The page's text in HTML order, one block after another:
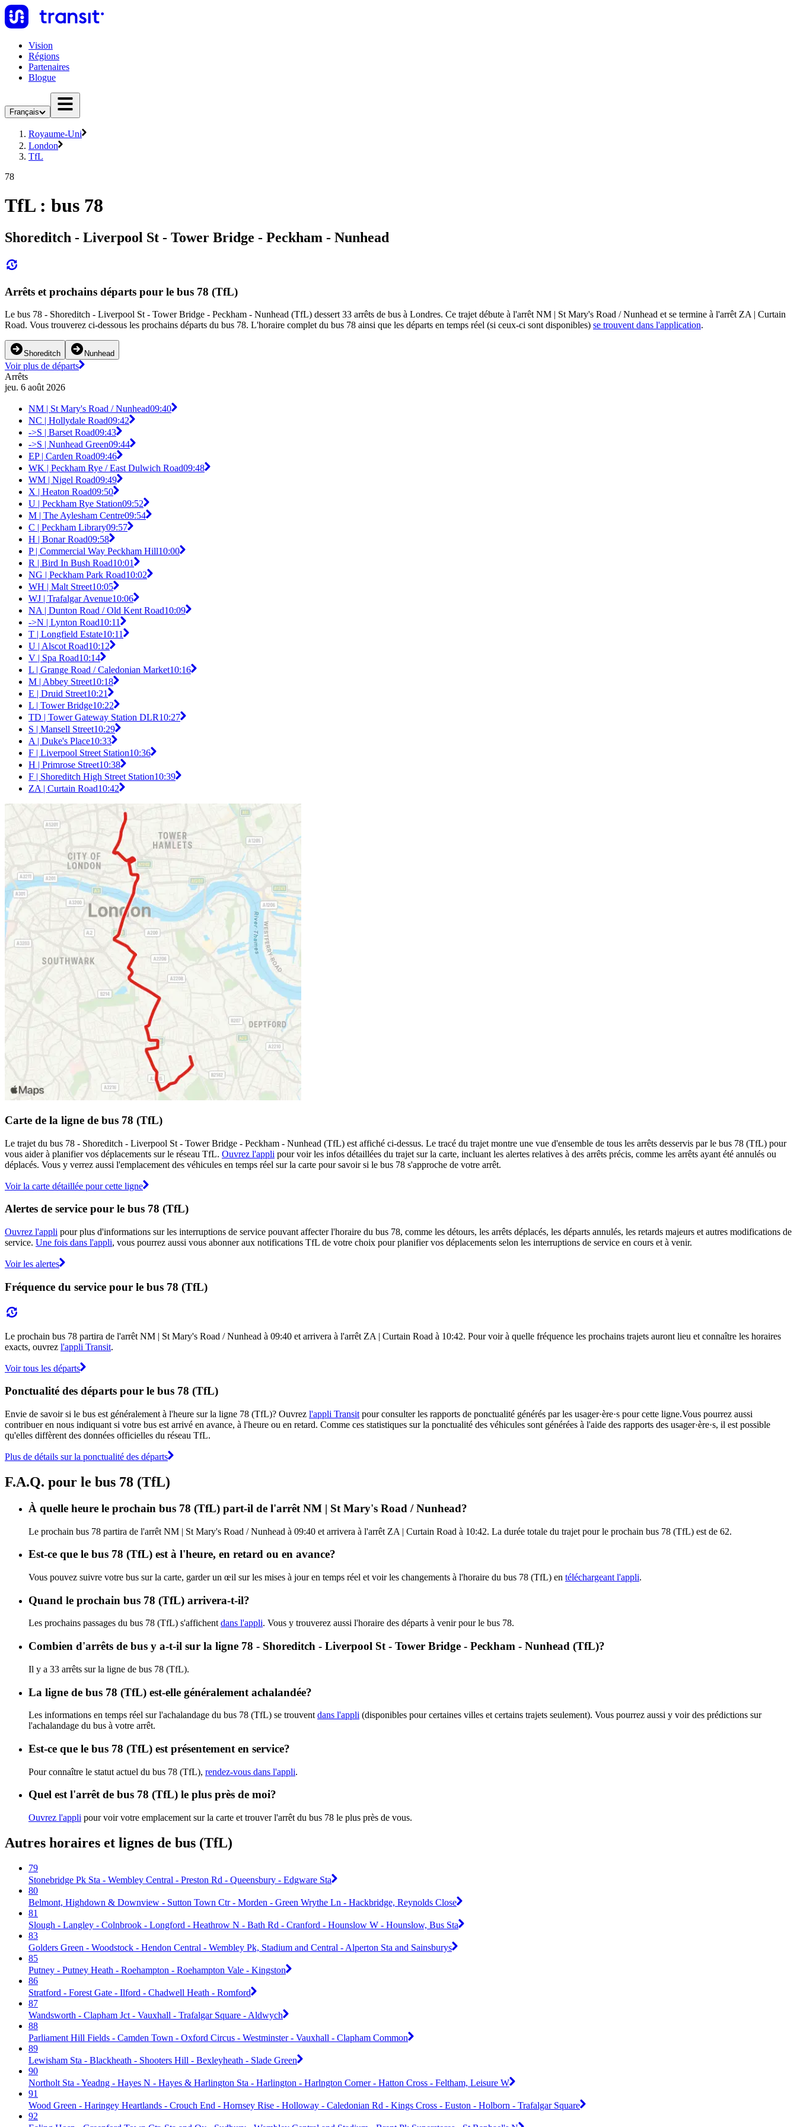
Vision
Régions
Partenaires
Blogue
Français
Royaume-Uni
London
TfL
78
TfL : bus 78
Shoreditch - Liverpool St - Tower Bridge - Peckham - Nunhead
Arrêts et prochains départs pour le bus 78 (TfL)
Le bus 78 - Shoreditch - Liverpool St - Tower Bridge - Peckham - Nunhead (TfL) dessert 33 arrêts de bus à Londres. Ce trajet débute à l'arrêt NM | St Mary's Road / Nunhead et se termine à l'arrêt ZA | Curtain
Road. Vous trouverez ci-dessous les prochains départs du bus 78. L'horaire complet du bus 78 ainsi que les départs en temps réel (si ceux-ci sont disponibles) se trouvent dans l'application.
Shoreditch Nunhead
Voir plus de départs
Arrêts
jeu. 6 août 2026
NM | St Mary's Road / Nunhead09:40
NC | Hollydale Road09:42
->S | Barset Road09:43
->S | Nunhead Green09:44
EP | Carden Road09:46
WK | Peckham Rye / East Dulwich Road09:48
WM | Nigel Road09:49
X | Heaton Road09:50
U | Peckham Rye Station09:52
M | The Aylesham Centre09:54
C | Peckham Library09:57
H | Bonar Road09:58
P | Commercial Way Peckham Hill10:00
R | Bird In Bush Road10:01
NG | Peckham Park Road10:02
WH | Malt Street10:05
WJ | Trafalgar Avenue10:06
NA | Dunton Road / Old Kent Road10:09
->N | Lynton Road10:11
T | Longfield Estate10:11
U | Alscot Road10:12
V | Spa Road10:14
L | Grange Road / Caledonian Market10:16
M | Abbey Street10:18
E | Druid Street10:21
L | Tower Bridge10:22
TD | Tower Gateway Station DLR10:27
S | Mansell Street10:29
A | Duke's Place10:33
F | Liverpool Street Station10:36
H | Primrose Street10:38
F | Shoreditch High Street Station10:39
ZA | Curtain Road10:42
Carte de la ligne de bus 78 (TfL)
Le trajet du bus 78 - Shoreditch - Liverpool St - Tower Bridge - Peckham - Nunhead (TfL) est affiché ci-dessus. Le tracé du trajet montre une vue d'ensemble de tous les arrêts desservis par le bus 78 (TfL) pour
vous aider à planifier vos déplacements sur le réseau TfL. Ouvrez l'appli pour voir les infos détaillées du trajet sur la carte, incluant les alertes relatives à des arrêts précis, comme les arrêts ayant été annulés ou
déplacés. Vous y verrez aussi l'emplacement des véhicules en temps réel sur la carte pour savoir si le bus 78 s'approche de votre arrêt.
Voir la carte détaillée pour cette ligne
Alertes de service pour le bus 78 (TfL)
Ouvrez l'appli pour plus d'informations sur les interruptions de service pouvant affecter l'horaire du bus 78, comme les détours, les arrêts déplacés, les départs annulés, les retards majeurs et autres modifications de
service. Une fois dans l'appli, vous pourrez aussi vous abonner aux notifications TfL de votre choix pour planifier vos déplacements selon les interruptions de service en cours et à venir.
Voir les alertes
Fréquence du service pour le bus 78 (TfL)
Le prochain bus 78 partira de l'arrêt NM | St Mary's Road / Nunhead à 09:40 et arrivera à l'arrêt ZA | Curtain Road à 10:42. Pour voir à quelle fréquence les prochains trajets auront lieu et connaître les horaires
exacts, ouvrez l'appli Transit.
Voir tous les départs
Ponctualité des départs pour le bus 78 (TfL)
Envie de savoir si le bus est généralement à l'heure sur la ligne 78 (TfL)? Ouvrez l'appli Transit pour consulter les rapports de ponctualité générés par les usager·ère·s pour cette ligne.Vous pourrez aussi
contribuer en nous indiquant si votre bus est arrivé en avance, à l'heure ou en retard. Comme ces statistiques sur la ponctualité des véhicules sont générées à l'aide des rapports des usager·ère·s, il est possible
qu'elles diffèrent des données officielles du réseau TfL.
Plus de détails sur la ponctualité des départs
F.A.Q. pour le bus 78 (TfL)
À quelle heure le prochain bus 78 (TfL) part-il de l'arrêt NM | St Mary's Road / Nunhead?
Le prochain bus 78 partira de l'arrêt NM | St Mary's Road / Nunhead à 09:40 et arrivera à l'arrêt ZA | Curtain Road à 10:42. La durée totale du trajet pour le prochain bus 78 (TfL) est de 62.
Est-ce que le bus 78 (TfL) est à l'heure, en retard ou en avance?
Vous pouvez suivre votre bus sur la carte, garder un œil sur les mises à jour en temps réel et voir les changements à l'horaire du bus 78 (TfL) en téléchargeant l'appli.
Quand le prochain bus 78 (TfL) arrivera-t-il?
Les prochains passages du bus 78 (TfL) s'affichent dans l'appli. Vous y trouverez aussi l'horaire des départs à venir pour le bus 78.
Combien d'arrêts de bus y a-t-il sur la ligne 78 - Shoreditch - Liverpool St - Tower Bridge - Peckham - Nunhead (TfL)?
Il y a 33 arrêts sur la ligne de bus 78 (TfL).
La ligne de bus 78 (TfL) est-elle généralement achalandée?
Les informations en temps réel sur l'achalandage du bus 78 (TfL) se trouvent dans l'appli (disponibles pour certaines villes et certains trajets seulement). Vous pourrez aussi y voir des prédictions sur
l'achalandage du bus à votre arrêt.
Est-ce que le bus 78 (TfL) est présentement en service?
Pour connaître le statut actuel du bus 78 (TfL), rendez-vous dans l'appli.
Quel est l'arrêt de bus 78 (TfL) le plus près de moi?
Ouvrez l'appli pour voir votre emplacement sur la carte et trouver l'arrêt du bus 78 le plus près de vous.
Autres horaires et lignes de bus (TfL)
79
Stonebridge Pk Sta - Wembley Central - Preston Rd - Queensbury - Edgware Sta
80
Belmont, Highdown & Downview - Sutton Town Ctr - Morden - Green Wrythe Ln - Hackbridge, Reynolds Close
81
Slough - Langley - Colnbrook - Longford - Heathrow N - Bath Rd - Cranford - Hounslow W - Hounslow, Bus Sta
83
Golders Green - Woodstock - Hendon Central - Wembley Pk, Stadium and Central - Alperton Sta and Sainsburys
85
Putney - Putney Heath - Roehampton - Roehampton Vale - Kingston
86
Stratford - Forest Gate - Ilford - Chadwell Heath - Romford
87
Wandsworth - Clapham Jct - Vauxhall - Trafalgar Square - Aldwych
88
Parliament Hill Fields - Camden Town - Oxford Circus - Westminster - Vauxhall - Clapham Common
89
Lewisham Sta - Blackheath - Shooters Hill - Bexleyheath - Slade Green
90
Northolt Sta - Yeadng - Hayes N - Hayes & Harlington Sta - Harlington - Harlngton Corner - Hatton Cross - Feltham, Leisure W
91
Wood Green - Haringey Heartlands - Crouch End - Hornsey Rise - Holloway - Caledonian Rd - Kings Cross - Euston - Holborn - Trafalgar Square
92